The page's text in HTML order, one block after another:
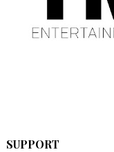
SUPPORT